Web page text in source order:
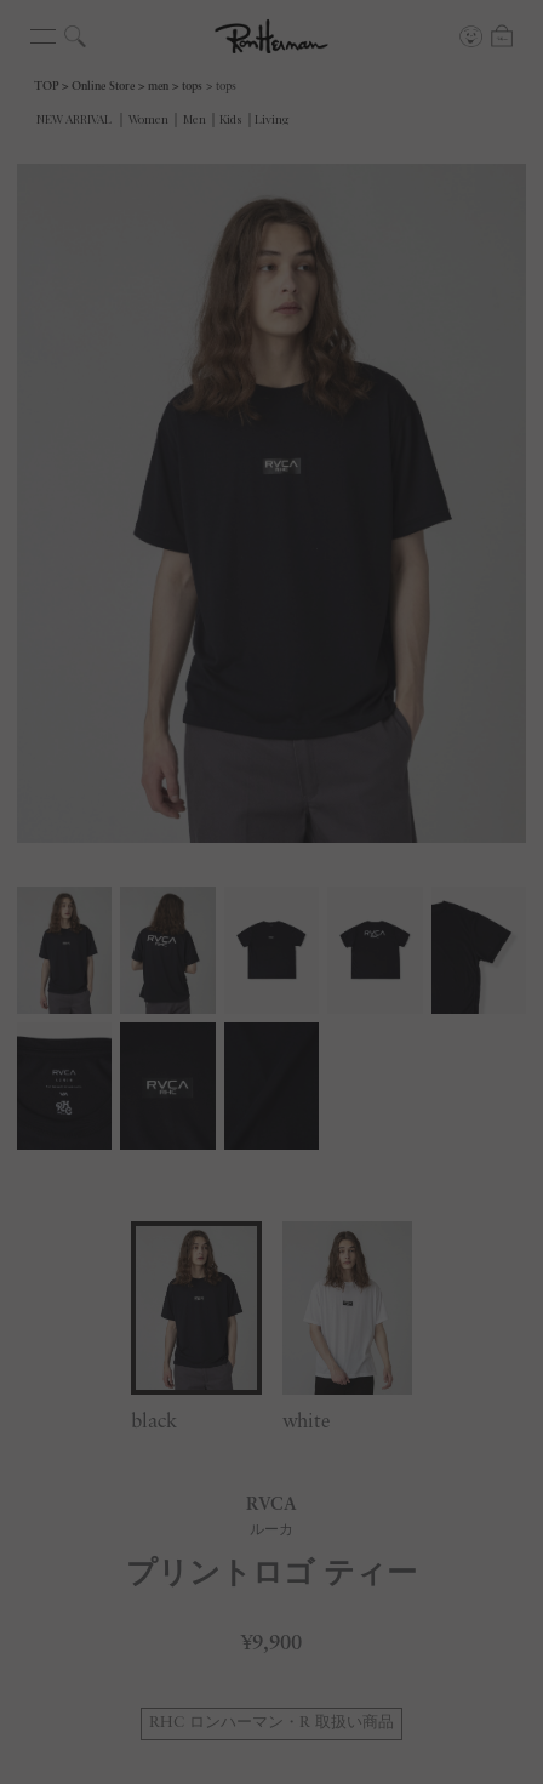
TOP Online Store men tops tops
black white
RVCA
ルーカ
プリントロゴ ティー
¥9,900
RHC ロンハーマン・R 取扱い商品